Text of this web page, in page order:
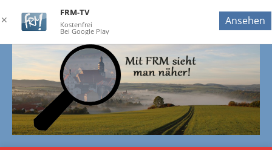
✕
FRM-TV
Kostenfrei
Bei Google Play
Ansehen